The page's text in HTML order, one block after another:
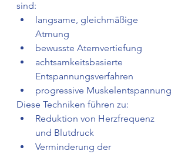
sind:
langsame, gleichmäßige
Atmung
bewusste Atemvertiefung
achtsamkeitsbasierte
Entspannungsverfahren
progressive Muskelentspannung
Diese Techniken führen zu:
Reduktion von Herzfrequenz
und Blutdruck
Verminderung der